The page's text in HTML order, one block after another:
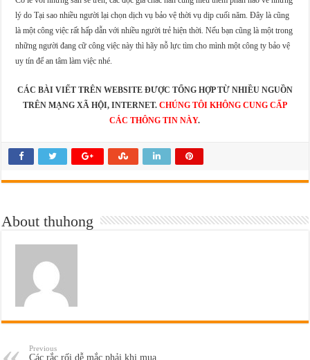
lý do Tại sao nhiều người lại chọn dịch vụ bảo vệ thời vụ dịp cuối năm. Đây là cũng
là một công việc rất hấp dẫn với nhiều người trẻ hiện thời. Nếu bạn cũng là một trong
những người đang cữ công việc này thì hãy nỗ lực tìm cho mình một công ty bảo vệ
uy tín để an tâm làm việc nhé.
CÁC BÀI VIẾT TRÊN WEBSITE ĐƯỢC TỔNG HỢP TỪ NHIỀU NGUỒN
TRÊN MẠNG XÃ HỘI, INTERNET. CHÚNG TÔI KHÔNG CUNG CẤP
CÁC THÔNG TIN NÀY.
About thuhong
Previous
Các rắc rối dễ mắc phải khi mua